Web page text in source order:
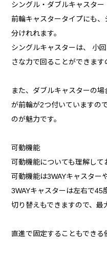
シングル・ダブルキャスター
前輪キャスタータイプにも
分けれれます。
シングルキャスターは、 小
さな力で回ることができます
また、ダブルキャスターの
が前輪が2つ付いていますの
のが魅力です。
可動機能
可動機能についても理解して
可動機能は3WAYキャスター
3WAYキャスターは左右で45
切り替えもできますので、最
直進で固定することもできる